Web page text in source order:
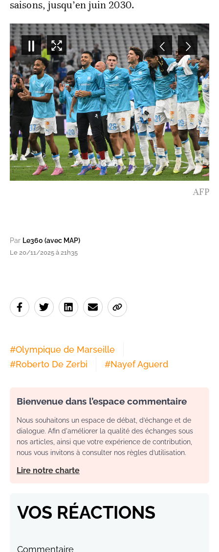
saisons, jusqu’en juin 2030.
3/6
AFP
Par Le360 (avec MAP)
Le 20/11/2025 à 21h35
#Olympique de Marseille
#Roberto De Zerbi #Nayef Aguerd
Bienvenue dans l’espace commentaire
Nous souhaitons un espace de débat, d’échange et de
dialogue. Afin d'améliorer la qualité des échanges sous
nos articles, ainsi que votre expérience de contribution,
nous vous invitons à consulter nos règles d’utilisation.
Lire notre charte
VOS RÉACTIONS
Commentaire